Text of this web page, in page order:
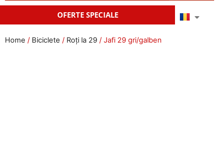
OFERTE SPECIALE
Home / Biciclete / Roți la 29 / Jafi 29 gri/galben